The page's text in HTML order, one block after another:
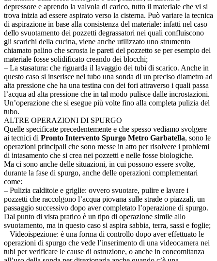
depressore e aprendo la valvola di carico, tutto il materiale che vi si
trova inizia ad essere aspirato verso la cisterna. Può variare la tecnica
di aspirazione in base alla consistenza del materiale: infatti nel caso
dello svuotamento dei pozzetti degrassatori nei quali confluiscono
gli scarichi della cucina, viene anche utilizzato uno strumento
chiamato palino che scrosta le pareti del pozzetto se per esempio del
materiale fosse solidificato creando dei blocchi;
– La stasatura: che riguarda il lavaggio dei tubi di scarico. Anche in
questo caso si inserisce nel tubo una sonda di un preciso diametro ad
alta pressione che ha una testina con dei fori attraverso i quali passa
l’acqua ad alta pressione che in tal modo pulisce dalle incrostazioni.
Un’operazione che si esegue più volte fino alla completa pulizia del
tubo.
ALTRE OPERAZIONI DI SPURGO
Quelle specificate precedentemente e che spesso vediamo svolgere
ai tecnici di Pronto Intervento Spurgo Metro Garbatella, sono le
operazioni principali che sono messe in atto per risolvere i problemi
di intasamento che si crea nei pozzetti e nelle fosse biologiche.
Ma ci sono anche delle situazioni, in cui possono essere svolte,
durante la fase di spurgo, anche delle operazioni complementari
come:
– Pulizia calditoie e griglie: ovvero svuotare, pulire e lavare i
pozzetti che raccolgono l’acqua piovana sulle strade o piazzali, un
passaggio successivo dopo aver completato l’operazione di spurgo.
Dal punto di vista pratico è un tipo di operazione simile allo
svuotamento, ma in questo caso si aspira sabbia, terra, sassi e foglie;
– Videoispezione: è una forma di controllo dopo aver effettuato le
operazioni di spurgo che vede l’inserimento di una videocamera nei
tubi per verificare le cause di ostruzione, o anche in concomitanza